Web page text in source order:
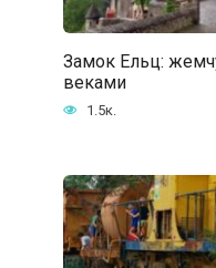
Замок Ельц:
веками
1.5к.